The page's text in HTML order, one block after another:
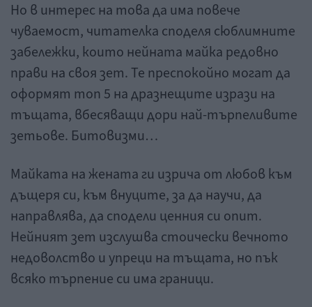
Но в интерес на това да има повече
чуваемост, читателка споделя сюблимните
забележки, които нейната майка редовно
прави на своя зет. Те преспокойно могат да
оформят топ 5 на дразнещите изрази на
тъщата, вбесяващи дори най-търпеливите
зетьове. Битовизми…
Майката на жената ги изрича от любов към
дъщеря си, към внуците, за да научи, да
направлява, да сподели ценния си опит.
Нейният зет изслушва стоически вечното
недоволство и упреци на тъщата, но пък
всяко търпение си има граници.